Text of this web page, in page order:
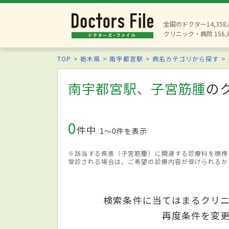
全国のドクター14,358
クリニック・病院
TOP 栃木県 南宇都宮駅 病名カテゴリから探す
南宇都宮駅、子宮筋腫の
0件中 1〜0件を表示
※該当する疾患（子宮筋腫）に関連する診療科を標
受診される場合は、ご希望の診療内容が受けられる
検索条件に当てはまるクリ
再度条件を変